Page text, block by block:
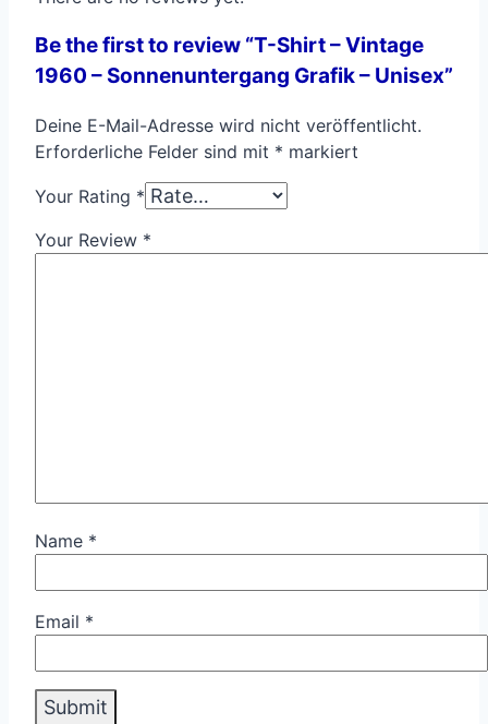
Be the first to review “T-Shirt – Vintage
1960 – Sonnenuntergang Grafik – Unisex”
Deine E-Mail-Adresse wird nicht veröffentlicht.
Erforderliche Felder sind mit * markiert
Your Rating *
Your Review *
Name *
Email *